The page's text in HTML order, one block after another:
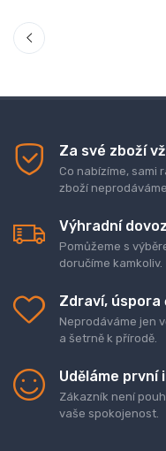
Za své zboží
Co nabízíme, sami
zboží
Výhradní
Pomůžeme s
doručíme kamkoliv.
Zdraví, úspora
Neprodáváme jen
a šetrně k přírodě.
Uděláme první
Zákazník není
vaše spokojenost.